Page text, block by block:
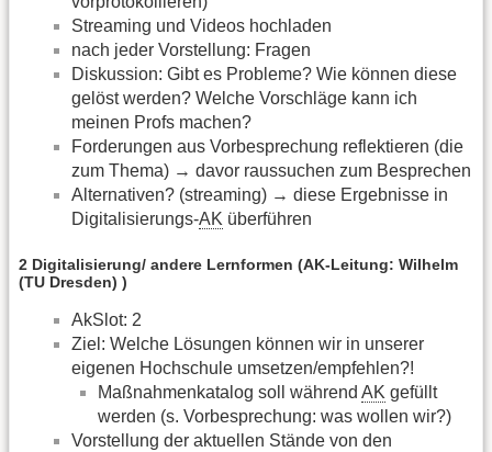
Streaming und Videos hochladen
nach jeder Vorstellung: Fragen
Diskussion: Gibt es Probleme? Wie können diese
gelöst werden? Welche Vorschläge kann ich
meinen Profs machen?
Forderungen aus Vorbesprechung reflektieren (die
zum Thema) → davor raussuchen zum Besprechen
Alternativen? (streaming) → diese Ergebnisse in
Digitalisierungs-AK überführen
2 Digitalisierung/ andere Lernformen (AK-Leitung: Wilhelm
(TU Dresden) )
AkSlot: 2
Ziel: Welche Lösungen können wir in unserer
eigenen Hochschule umsetzen/empfehlen?!
Maßnahmenkatalog soll während AK gefüllt
werden (s. Vorbesprechung: was wollen wir?)
Vorstellung der aktuellen Stände von den